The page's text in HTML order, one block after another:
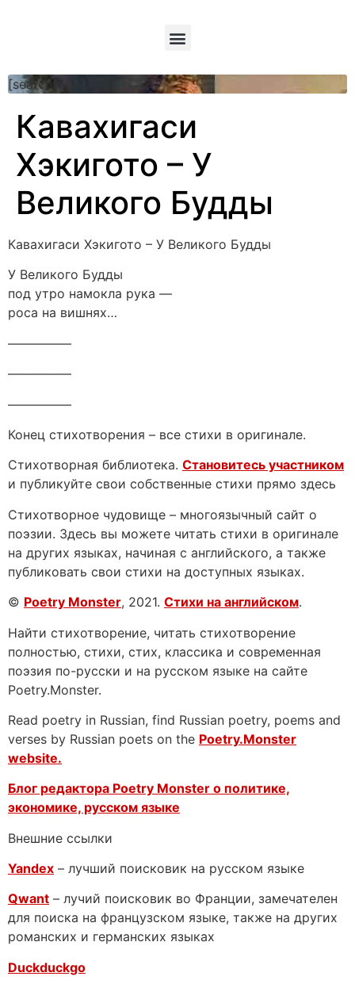
[searchform]
Кавахигаси
Хэкигото – У
Великого Будды
Кавахигаси Хэкигото – У Великого Будды
У Великого Будды
под утро намокла рука —
роса на вишнях…
—————
—————
—————
Конец стихотворения – все стихи в оригинале.
Стихотворная библиотека. Становитесь участником
и публикуйте свои собственные стихи прямо здесь
Стихотворное чудовище – многоязычный сайт о
поэзии. Здесь вы можете читать стихи в оригинале
на других языках, начиная с английского, а также
публиковать свои стихи на доступных языках.
© Poetry Monster, 2021. Стихи на английском.
Найти стихотворение, читать стихотворение
полностью, стихи, стих, классика и современная
поэзия по-русски и на русском языке на сайте
Poetry.Monster.
Read poetry in Russian, find Russian poetry, poems and
verses by Russian poets on the Poetry.Monster
website.
Блог редактора Poetry Monster о политике,
экономике, русском языке
Внешние ссылки
Yandex – лучший поисковик на русском языке
Qwant – лучий поисковик во Франции, замечателен
для поиска на французском языке, также на других
романских и германских языках
Duckduckgo